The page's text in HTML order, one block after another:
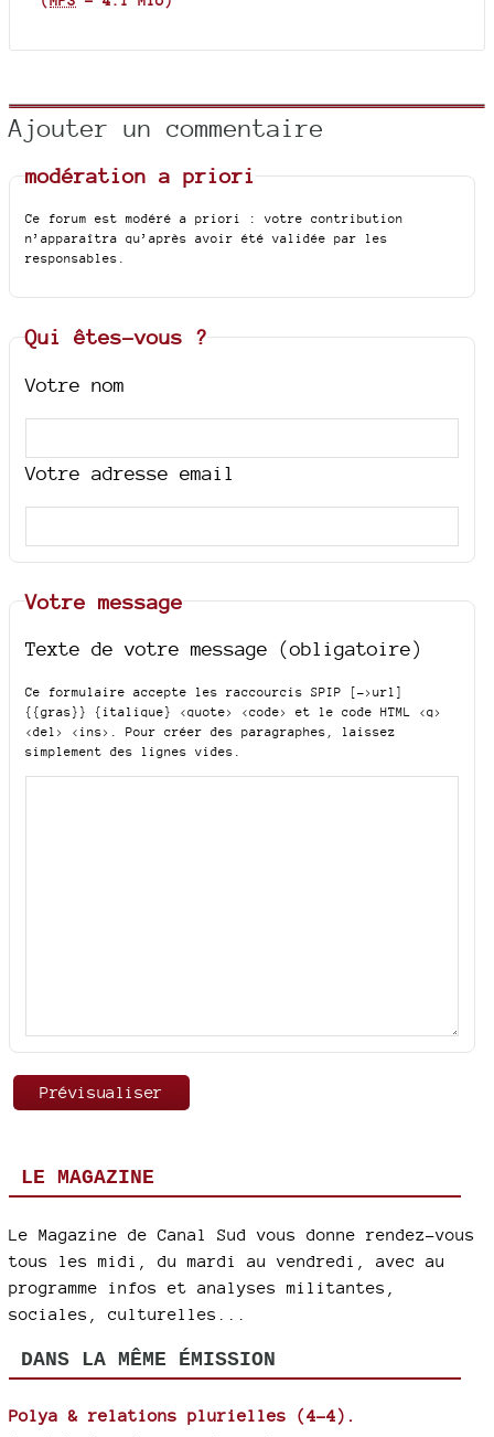
Ajouter un commentaire
modération a priori
Ce forum est modéré a priori : votre contribution
n’apparaîtra qu’après avoir été validée par les
responsables.
Qui êtes-vous ?
Votre nom
Votre adresse email
Votre message
Texte de votre message (obligatoire)
Ce formulaire accepte les raccourcis SPIP
[->url]
{{gras}} {italique} <quote> <code>
et le code HTML <q>
<del> <ins> . Pour créer des paragraphes, laissez
simplement des lignes vides.
LE MAGAZINE
Le Magazine de Canal Sud vous donne rendez-vous
tous les midi, du mardi au vendredi, avec au
programme infos et analyses militantes,
sociales, culturelles...
DANS LA MÊME ÉMISSION
Polya & relations plurielles (4-4).